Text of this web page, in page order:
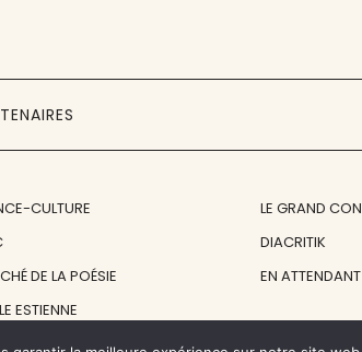
CULTURE
DE LA POÉSIE
ESTIENNE
LE GRAND
DIACRITIK
EN